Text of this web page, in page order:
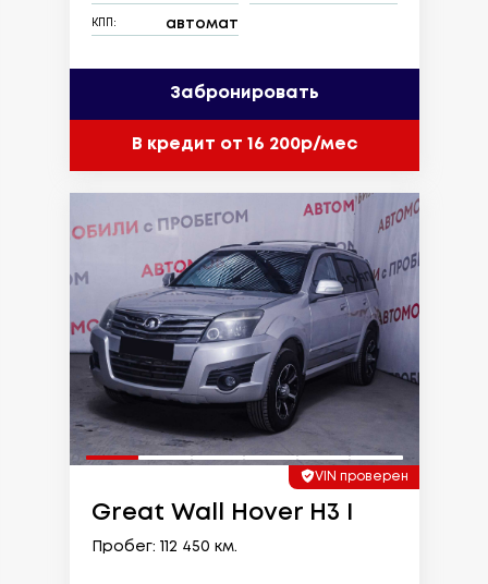
КПП: автомат
Забронировать
В кредит от 16 200р/мес
VIN проверен
Great Wall Hover H3 I
Пробег: 112 450 км.